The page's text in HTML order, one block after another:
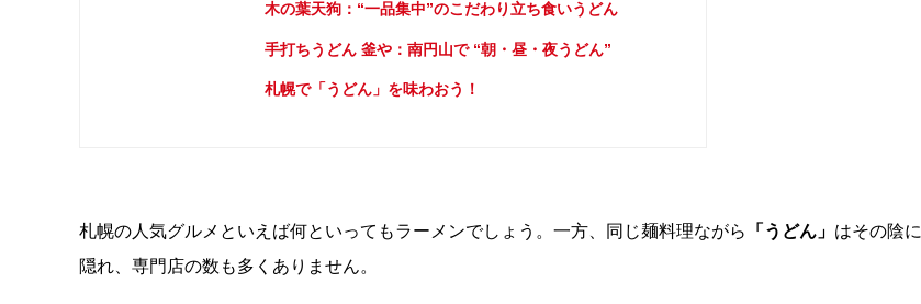
木の葉天狗：“一品集中”のこだわり立ち食いうどん
手打ちうどん 釜や：南円山で “朝・昼・夜うどん”
札幌で「うどん」を味わおう！
札幌の人気グルメといえば何といってもラーメンでしょう。一方、同じ麺料理ながら 「うどん」 はその陰に
隠れ、専門店の数も多くありません。